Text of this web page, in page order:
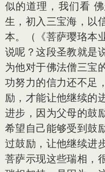
似的道理，我们看
生，初入三宝海，以
本。（《菩萨璎珞本
说呢？这段圣教就是
为他对于佛法僧三宝
功努力的信力还不足
励，才能让他继续的
进步，因为父母的鼓
希望自己能够受到鼓
过鼓励，让他继续进
菩萨示现这些瑞相，